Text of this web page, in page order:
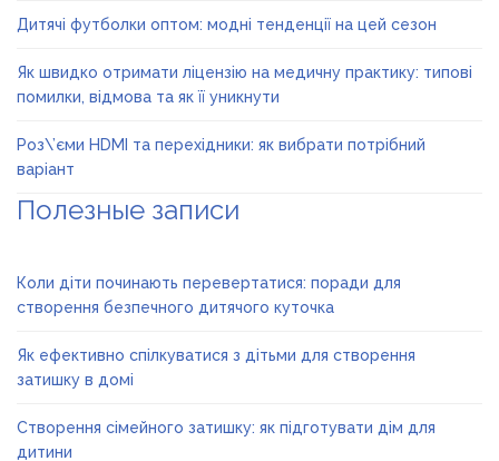
Дитячі футболки оптом: модні тенденції на цей сезон
Як швидко отримати ліцензію на медичну практику: типові
помилки, відмова та як її уникнути
Роз\’єми HDMI та перехідники: як вибрати потрібний
варіант
Полезные записи
Коли діти починають перевертатися: поради для
створення безпечного дитячого куточка
Як ефективно спілкуватися з дітьми для створення
затишку в домі
Створення сімейного затишку: як підготувати дім для
дитини